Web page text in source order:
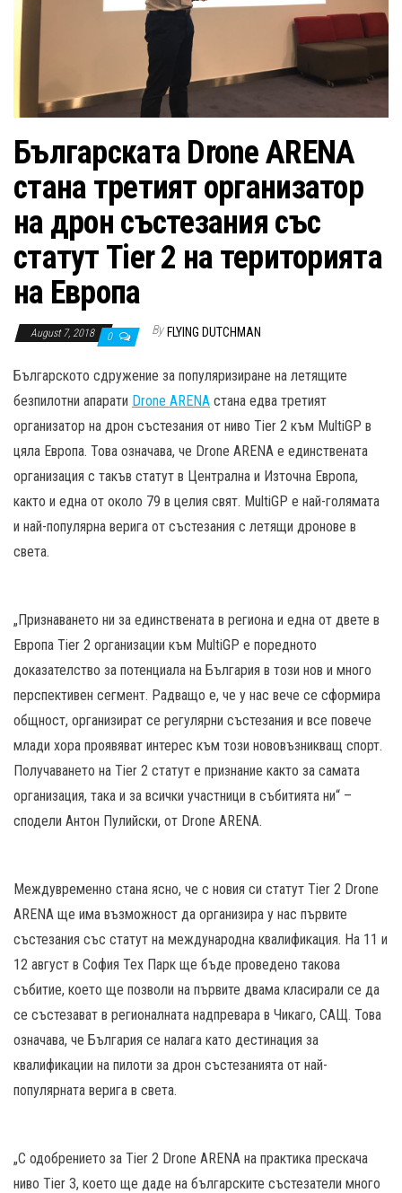
Българската Drone ARENA
стана третият организатор
на дрон състезания със
статут Tier 2 на територията
на Европа
August 7, 2018 0 By FLYING DUTCHMAN
Българското сдружение за популяризиране на летящите
безпилотни апарати Drone ARENA стана едва третият
организатор на дрон състезания от ниво Tier 2 към MultiGP в
цяла Европа. Това означава, че Drone ARENA е единствената
организация с такъв статут в Централна и Източна Европа,
както и една от около 79 в целия свят. MultiGP е най-голямата
и най-популярна верига от състезания с летящи дронове в
света.
„Признаването ни за единствената в региона и една от двете в
Европа Tier 2 организации към MultiGP е поредното
доказателство за потенциала на България в този нов и много
перспективен сегмент. Радващо е, че у нас вече се сформира
общност, организират се регулярни състезания и все повече
млади хора проявяват интерес към този нововъзникващ спорт.
Получаването на Tier 2 статут е признание както за самата
организация, така и за всички участници в събитията ни“ –
сподели Антон Пулийски, от Drone ARENA.
Междувременно стана ясно, че с новия си статут Tier 2 Drone
ARENA ще има възможност да организира у нас първите
състезания със статут на международна квалификация. На 11 и
12 август в София Тех Парк ще бъде проведено такова
събитие, което ще позволи на първите двама класирали се да
се състезават в регионалната надпревара в Чикаго, САЩ. Това
означава, че България се налага като дестинация за
квалификации на пилоти за дрон състезанията от най-
популярната верига в света.
„С одобрението за Tier 2 Drone ARENA на практика прескача
ниво Tier 3, което ще даде на българските състезатели много